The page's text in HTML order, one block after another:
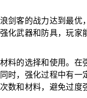
剑客的战力达到最
化武器和防具，玩
料的选择和使用。
时，强化过程中有
数和材料，避免过度